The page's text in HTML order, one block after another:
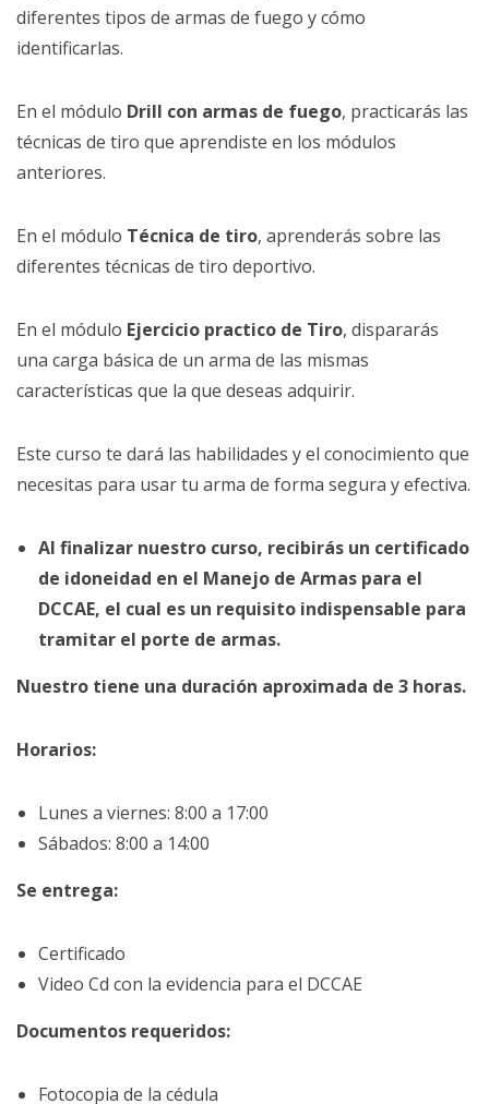
diferentes tipos de armas de fuego y cómo
identificarlas.
En el módulo Drill con armas de fuego, practicarás las
técnicas de tiro que aprendiste en los módulos
anteriores.
En el módulo Técnica de tiro, aprenderás sobre las
diferentes técnicas de tiro deportivo.
En el módulo Ejercicio practico de Tiro, dispararás
una carga básica de un arma de las mismas
características que la que deseas adquirir.
Este curso te dará las habilidades y el conocimiento que
necesitas para usar tu arma de forma segura y efectiva.
Al finalizar nuestro curso, recibirás un certificado
de idoneidad en el Manejo de Armas para el
DCCAE, el cual es un requisito indispensable para
tramitar el porte de armas.
Nuestro tiene una duración aproximada de 3 horas.
Horarios:
Lunes a viernes: 8:00 a 17:00
Sábados: 8:00 a 14:00
Se entrega:
Certificado
Video Cd con la evidencia para el DCCAE
Documentos requeridos:
Fotocopia de la cédula